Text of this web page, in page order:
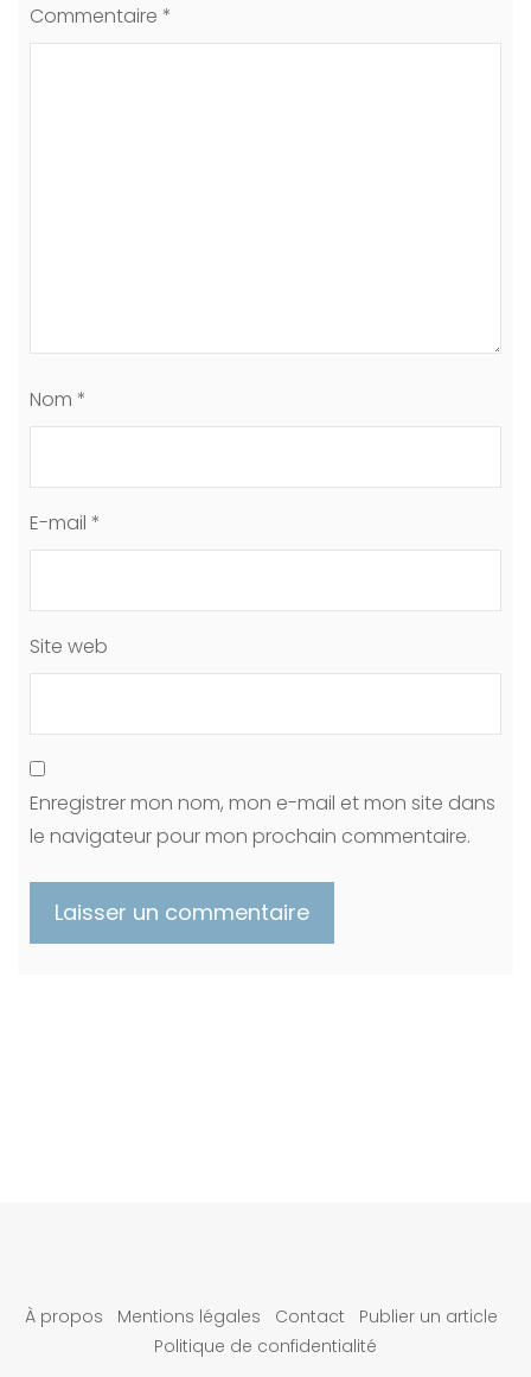
Commentaire *
Nom *
E-mail *
Site web
Enregistrer mon nom, mon e-mail et mon site dans
le navigateur pour mon prochain commentaire.
À propos Mentions légales Contact
Publier un article
Politique de confidentialité